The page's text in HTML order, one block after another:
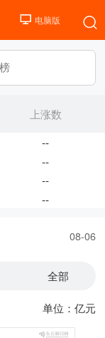
上涨数
--
--
--
--
08-06
全部
单位：亿元